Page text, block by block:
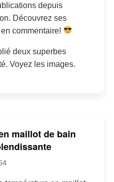
depuis
Découvrez ses
commentaire!
deux superbes
Voyez les images.
maillot de bain